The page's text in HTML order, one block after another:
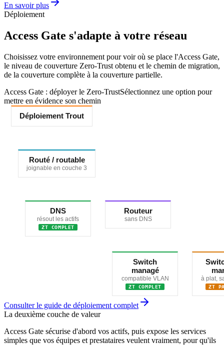
En savoir plus
Déploiement
Access Gate s'adapte à votre réseau
Choisissez votre environnement pour voir où se place l'Access Gate,
le niveau de couverture Zero-Trust obtenu et le chemin de migration,
de la couverture complète à la couverture partielle.
Access Gate : déployer le Zero-TrustSélectionnez une option pour
mettre en évidence son chemin
Déploiement Trout
Routé / routable
joignable en couche 3
DNS
résout les actifs
ZT COMPLET
Routeur
sans DNS
Switch
managé
compatible VLAN
ZT COMPLET
à plat,
ZT
Consulter le guide de déploiement complet
La deuxième couche de valeur
Access Gate sécurise d'abord vos actifs, puis expose les services
simples que vos équipes et prestataires veulent vraiment, pour qu'ils